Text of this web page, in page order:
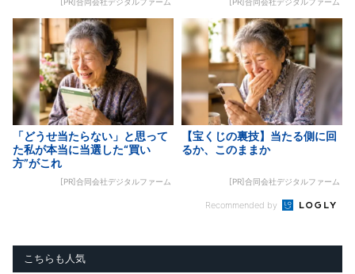
「どうせ当たらない」と思って
た私が本当に当選した“買い
方”がこれ
[PR]合同会社デジタルファーム
【宝くじの裏技】当たる側に回
るか、このままか
[PR]合同会社デジタルファーム
Recommended by
こちらも人気